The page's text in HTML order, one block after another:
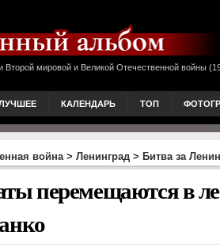
Второй мировой и Великой Отечественной войны
КАЛЕНДАРЬ ТОП
война> Ленинград > Битва за
перемещаются в